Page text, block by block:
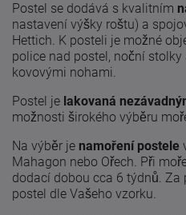
Postel se dodává s kvalitním
nastavení výšky roštu) a
Hettich. K posteli je možné
police nad postel, noční
kovovými nohami.
Postel je lakovaná
možnosti širokého výběru
Na výběr je namoření postele
Mahagon nebo Ořech. Při
dodací dobou cca 6 týdnů. Za
postel dle Vašeho vzorku.